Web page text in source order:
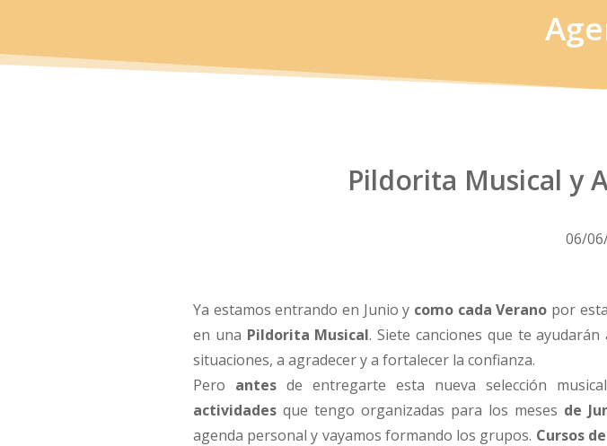
Pildorita Musical y
06/
Ya estamos entrando en Junio y como cada Verano por
en una Pildorita Musical. Siete canciones que te
situaciones, a agradecer y a fortalecer la confianza.
Pero antesde entregarte esta nueva selección
actividades que tengo organizadas para los meses de
agenda personal y vayamos formando los grupos. Cursos